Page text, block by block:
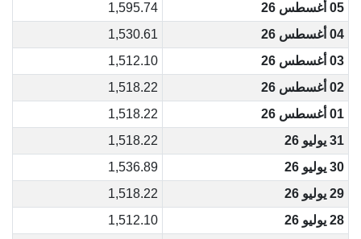
05 أغسطس 26
1,595.74
04 أغسطس 26
1,530.61
03 أغسطس 26
1,512.10
02 أغسطس 26
1,518.22
01 أغسطس 26
1,518.22
31 يوليو 26
1,518.22
30 يوليو 26
1,536.89
29 يوليو 26
1,518.22
28 يوليو 26
1,512.10